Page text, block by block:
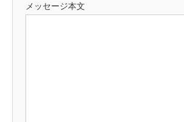
メッセージ本文